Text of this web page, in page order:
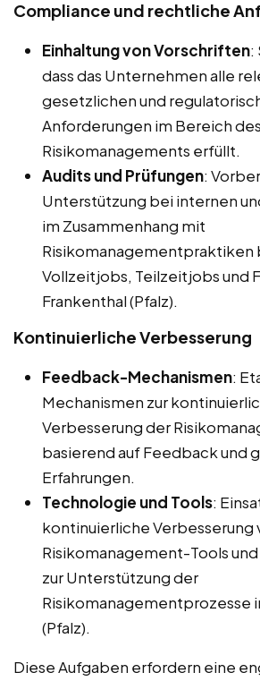
Compliance und rechtliche
Einhaltung von Vorschriften:
dass das Unternehmen alle
gesetzlichen und
Anforderungen im Bereich des
Risikomanagements erfüllt.
Audits und Prüfungen:
Unterstützung bei internen
im Zusammenhang mit
Risikomanagementpraktiken
Vollzeitjobs, Teilzeitjobs und
Frankenthal (Pfalz).
Kontinuierliche Verbesserung
Feedback-Mechanismen:
Mechanismen zur
Verbesserung der
basierend auf Feedback und
Erfahrungen.
Technologie und Tools:
kontinuierliche Verbesserung
Risikomanagement-Tools
zur Unterstützung der
Risikomanagementprozesse
(Pfalz).
Diese Aufgaben erfordern eine